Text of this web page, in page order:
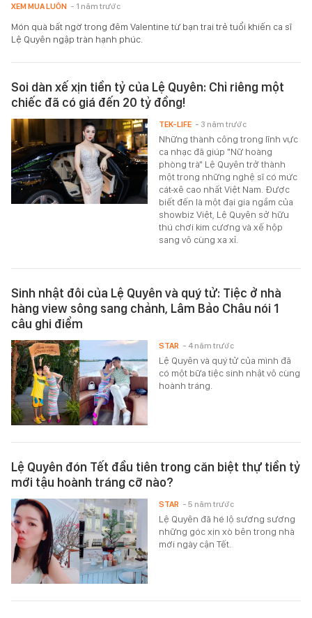
XEM MUA LUÔN - 1 năm trước
Món quà bất ngờ trong đêm Valentine từ bạn trai trẻ tuổi khiến ca sĩ
Lệ Quyên ngập tràn hạnh phúc.
Soi dàn xế xịn tiền tỷ của Lệ Quyên: Chỉ riêng một
chiếc đã có giá đến 20 tỷ đồng!
Những thành công trong lĩnh vực
ca nhạc đã giúp "Nữ hoàng
phòng trà" Lệ Quyên trở thành
một trong những nghệ sĩ có mức
cát-xê cao nhất Việt Nam. Được
biết đến là một đại gia ngầm của
showbiz Việt, Lệ Quyên sở hữu
thú chơi kim cương và xế hộp
sang vô cùng xa xỉ.
TEK-LIFE - 3 năm trước
Sinh nhật đôi của Lệ Quyên và quý tử: Tiệc ở nhà
hàng view sông sang chảnh, Lâm Bảo Châu nói 1
câu ghi điểm
Lệ Quyên và quý tử của mình đã
có một bữa tiệc sinh nhật vô cùng
hoành tráng.
STAR - 4 năm trước
Lệ Quyên đón Tết đầu tiên trong căn biệt thự tiền tỷ
mới tậu hoành tráng cỡ nào?
Lệ Quyên đã hé lộ sương sương
những góc xịn xò bên trong nhà
mới ngày cận Tết.
STAR - 5 năm trước